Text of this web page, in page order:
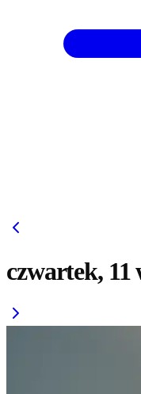
czwartek, 11